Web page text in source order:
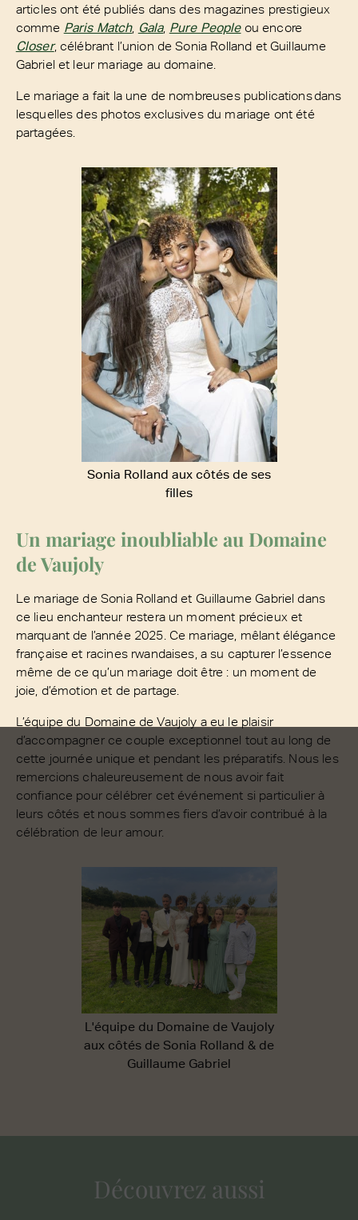
articles ont été publiés dans des magazines prestigieux
comme Paris Match, Gala, Pure Peopleou encore
Closer, célébrant l’union de Sonia Rolland et Guillaume
Gabriel et leur mariage au domaine.
Le mariage a fait la une de nombreuses publications dans
lesquelles des photos exclusives du mariage ont été
partagées.
Sonia Rolland aux côtés de ses
filles
Un mariage inoubliable au Domaine
de Vaujoly
Le mariage de Sonia Rolland et Guillaume Gabriel dans
ce lieu enchanteur restera un moment précieux et
marquant de l’année 2025. Ce mariage, mêlant élégance
française et racines rwandaises, a su capturer l’essence
même de ce qu’un mariage doit être : un moment de
joie, d’émotion et de partage.
L’équipe du Domaine de Vaujoly a eu le plaisir
d’accompagner ce couple exceptionnel tout au long de
cette journée unique et pendant les préparatifs. Nous les
remercions chaleureusement de nous avoir fait
confiance pour célébrer cet événement si particulier à
leurs côtés et nous sommes fiers d’avoir contribué à la
célébration de leur amour.
L'équipe du Domaine de Vaujoly
aux côtés de Sonia Rolland & de
Guillaume Gabriel
Découvrez aussi